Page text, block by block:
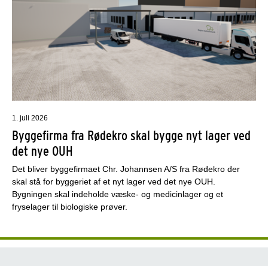
1. juli 2026
Byggefirma fra Rødekro skal bygge nyt lager ved
det nye OUH
Det bliver byggefirmaet Chr. Johannsen A/S fra Rødekro der
skal stå for byggeriet af et nyt lager ved det nye OUH.
Bygningen skal indeholde væske- og medicinlager og et
fryselager til biologiske prøver.